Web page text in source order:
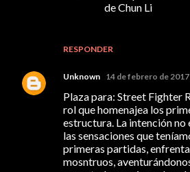
RESPONDER
de Chun Li
Unknown 14 de febrero de 2017
Plaza para: Street Fighter
rol que homenajea los
estructura. La intención
las sensaciones que
primeras partidas,
mosntruos,